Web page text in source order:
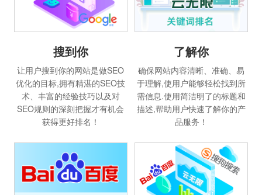
搜到你
让用户搜到你的网站是做SEO
优化的目标,拥有精湛的SEO技
术、丰富的经验技巧以及对
SEO规则的深刻把握才有机会
获得更好排名！
了解你
确保网站内容清晰、准确、易
于理解,使用户能够轻松找到所
需信息.使用简洁明了的标题和
描述,帮助用户快速了解你的产
品服务！